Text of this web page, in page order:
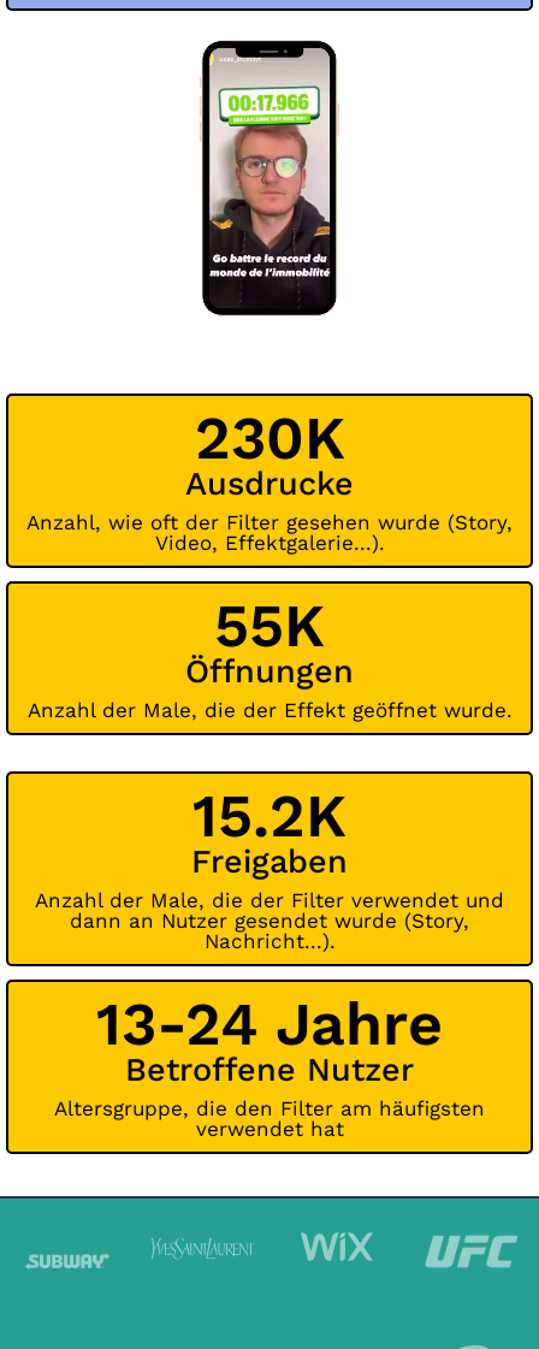
230K
Ausdrucke
Anzahl, wie oft der Filter gesehen wurde (Story,
Video, Effektgalerie...).
55K
Öffnungen
Anzahl der Male, die der Effekt geöffnet wurde.
15.2K
Freigaben
Anzahl der Male, die der Filter verwendet und
dann an Nutzer gesendet wurde (Story,
Nachricht...).
13-24 Jahre
Betroffene Nutzer
Altersgruppe, die den Filter am häufigsten
verwendet hat